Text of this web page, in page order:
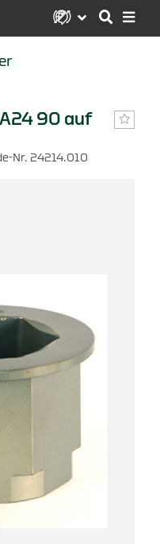
90 auf
Nr. 24214.010